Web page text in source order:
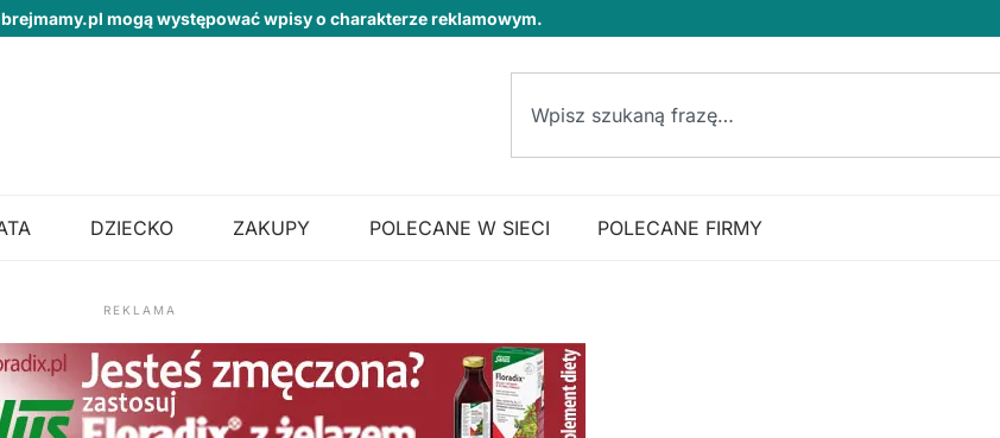
mogą występować wpisy o charakterze reklamowym.
DZIECKO ZAKUPY POLECANE W SIECI POLECANE FIRMY
REKLAMA